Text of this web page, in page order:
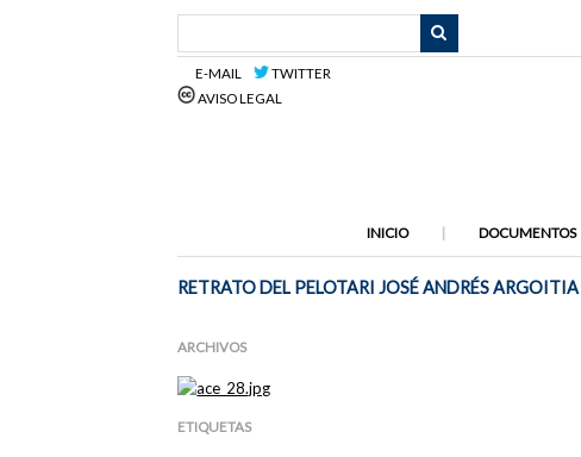
E-MAIL
TWITTER
AVISO LEGAL
INICIO DOCUMENTOS
RETRATO DEL PELOTARI JOSÉ ANDRÉS ARGOITIA
ARCHIVOS
ETIQUETAS